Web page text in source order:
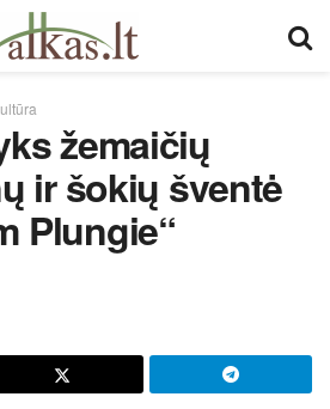
žemaičių
ir šokių šventė
Plungie“